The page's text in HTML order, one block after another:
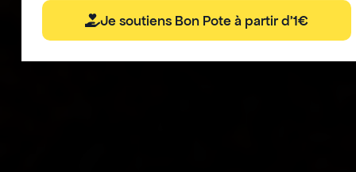
Je soutiens Bon Pote à partir d'1€